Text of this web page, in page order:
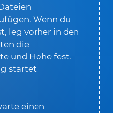
Wenn du
leg vorher in den
die
und Höhe fest.
startet
einen